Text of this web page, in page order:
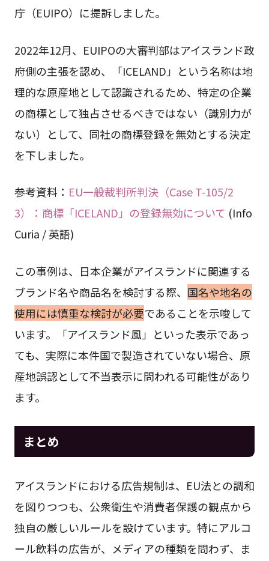
庁（EUIPO）に提訴しました。
2022年12月、EUIPOの大審判部はアイスランド政
府側の主張を認め、「ICELAND」という名称は地
理的な原産地として認識されるため、特定の企業
の商標として独占させるべきではない（識別力が
ない）として、同社の商標登録を無効とする決定
を下しました。
参考資料： EU一般裁判所判決（Case T-105/2
3）：商標「ICELAND」の登録無効について (Info
Curia / 英語)
この事例は、日本企業がアイスランドに関連する
ブランド名や商品名を検討する際、 国名や地名の
使用には慎重な検討が必要であることを示唆して
います。「アイスランド風」といった表示であっ
ても、実際に本件国で製造されていない場合、原
産地誤認として不当表示に問われる可能性があり
ます。
まとめ
アイスランドにおける広告規制は、EU法との調和
を図りつつも、公衆衛生や消費者保護の観点から
独自の厳しいルールを設けています。特にアルコ
ール飲料の広告が、メディアの種類を問わず、ま